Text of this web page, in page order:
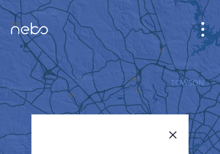
ANMELDEN
STADTPLAN
SENSOR NEBO